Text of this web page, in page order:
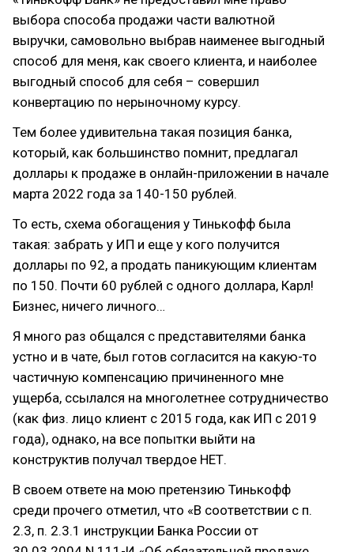
выбора способа продажи части валютной
выручки, самовольно выбрав наименее выгодный
способ для меня, как своего клиента, и наиболее
выгодный способ для себя – совершил
конвертацию по нерыночному курсу.
Тем более удивительна такая позиция банка,
который, как большинство помнит, предлагал
доллары к продаже в онлайн-приложении в начале
марта 2022 года за 140-150 рублей.
То есть, схема обогащения у Тинькофф была
такая: забрать у ИП и еще у кого получится
доллары по 92, а продать паникующим клиентам
по 150. Почти 60 рублей с одного доллара, Карл!
Бизнес, ничего личного…
Я много раз общался с представителями банка
устно и в чате, был готов согласится на какую-то
частичную компенсацию причиненного мне
ущерба, ссылался на многолетнее сотрудничество
(как физ. лицо клиент с 2015 года, как ИП с 2019
года), однако, на все попытки выйти на
конструктив получал твердое НЕТ.
В своем ответе на мою претензию Тинькофф
среди прочего отметил, что «В соответствии с п.
2.3, п. 2.3.1 инструкции Банка России от